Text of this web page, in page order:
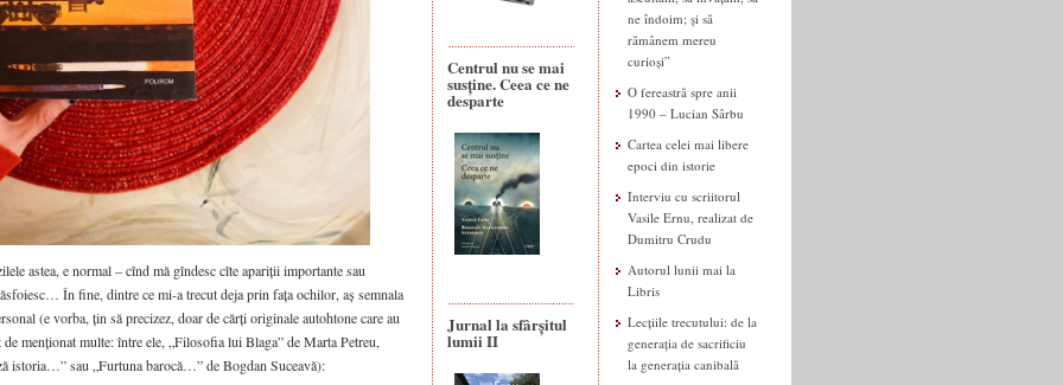
astea, e normal – cînd mă gîndesc cîte apariții importante sau
În fine, dintre ce mi-a trecut deja prin fața ochilor, aș semnala
(e vorba, țin să precizez, doar de cărți originale autohtone care au
menționat multe: între ele, „Filosofia lui Blaga” de Marta Petreu,
istoria…” sau „Furtuna barocă…” de Bogdan Suceavă):
Centrul nu se mai
susține. Ceea ce ne
desparte
Jurnal la sfârșitul
lumii II
ne îndoim; și să
rămânem mereu
curioși”
O fereastră spre anii
1990 – Lucian Sârbu
Cartea celei mai libere
epoci din istorie
Interviu cu scriitorul
Vasile Ernu, realizat de
Dumitru Crudu
Autorul lunii mai la
Libris
Lecțiile trecutului: de la
generația de sacrificiu
la generația canibală